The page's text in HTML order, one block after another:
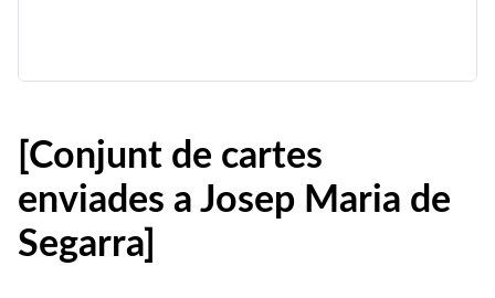
[Conjunt de cartes
enviades a Josep Maria de
Segarra]